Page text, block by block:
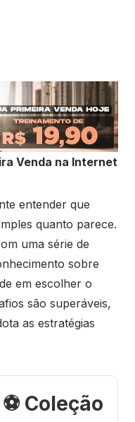
Venda na Internet
entender que
quanto parece.
uma série de
sobre
em escolher o
são superáveis,
as estratégias
⚽ Coleção